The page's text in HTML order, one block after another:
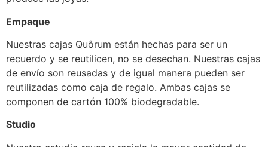
Empaque
Nuestras cajas Quôrum están hechas para ser un
recuerdo y se reutilicen, no se desechan. Nuestras cajas
de envío son reusadas y de igual manera pueden ser
reutilizadas como caja de regalo. Ambas cajas se
componen de cartón 100% biodegradable.
Studio